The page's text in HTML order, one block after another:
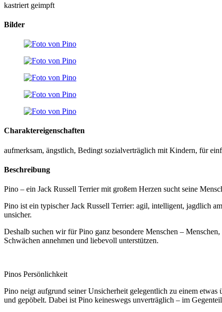
kastriert geimpft
Bilder
Charaktereigenschaften
aufmerksam, ängstlich, Bedingt sozialverträglich mit Kindern, für
Beschreibung
Pino – ein Jack Russell Terrier mit großem Herzen sucht seine
Pino ist ein typischer Jack Russell Terrier: agil, intelligent, jagdlich
unsicher.
Deshalb suchen wir für Pino ganz besondere Menschen –
Schwächen annehmen und liebevoll unterstützen.
Pinos Persönlichkeit
Pino neigt aufgrund seiner Unsicherheit gelegentlich zu einem
und gepöbelt. Dabei ist Pino keineswegs unverträglich – im